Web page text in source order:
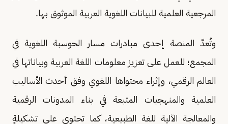
المرجعية العلمية للبيانات اللغوية العربية الموثوق بها.
وتُعدّ المنصة إحدى مبادرات مسار الحوسبة اللغوية في
المجمع؛ للعمل على تعزيز معلومات اللغة العربية وبياناتها في
العالم الرقمي، وإثراء محتواها اللغوي وفق أحدث الأساليب
العلمية والمنهجيات المتبعة في بناء المدونات الرقمية
والمعالجة الآلية للغة الطبيعية، كما تحتوي على تشكيلةٍ